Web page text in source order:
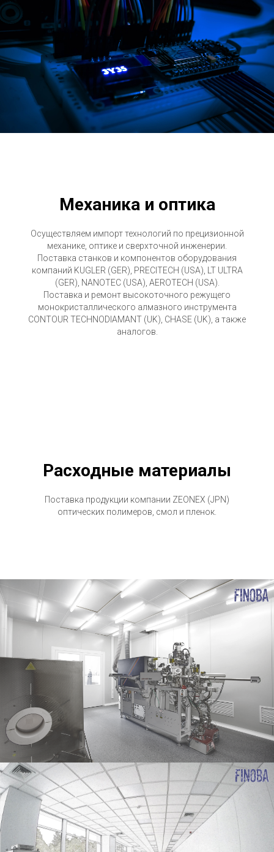
Механика и оптика
Осуществляем импорт технологий по прецизионной
механике, оптике и сверхточной инженерии.
Поставка станков и компонентов оборудования
компаний KUGLER (GER), PRECITECH (USA), LT ULTRA
(GER), NANOTEC (USA), AEROTECH (USA).
Поставка и ремонт высокоточного режущего
монокристаллического алмазного инструмента
CONTOUR TECHNODIAMANT (UK), CHASE (UK), а также
аналогов.
Расходные материалы
Поставка продукции компании ZEONEX (JPN)
оптических полимеров, смол и пленок.